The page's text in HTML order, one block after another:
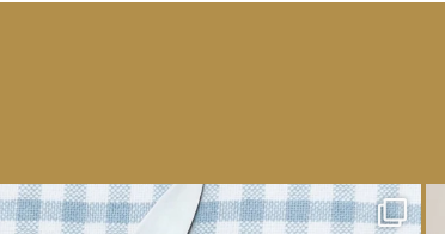
Mastro® Cacciatore Salami, so many